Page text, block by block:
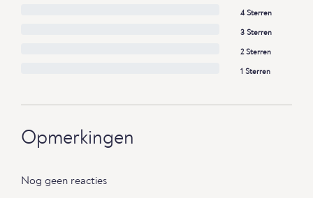
4 Sterren
3 Sterren
2 Sterren
1 Sterren
Opmerkingen
Nog geen reacties